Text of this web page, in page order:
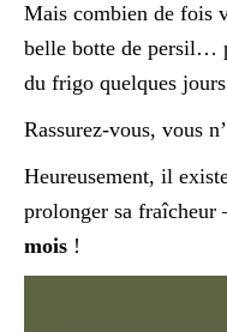
Mais combien de fois
belle botte de persil…
du frigo quelques
Rassurez-vous, vous
Heureusement, il
prolonger sa
mois !